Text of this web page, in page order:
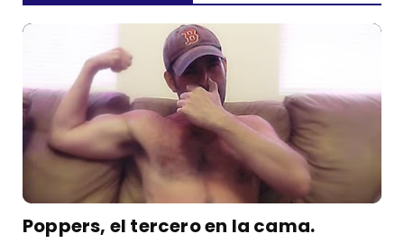
Poppers, el tercero en la cama.